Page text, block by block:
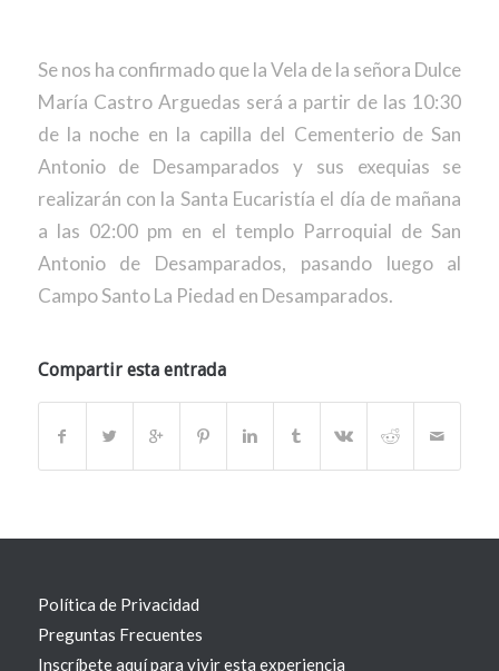
Se nos ha confirmado que la Vela de la señora Dulce
María Castro Arguedas será a partir de las 10:30
de la noche en la capilla del Cementerio de San
Antonio de Desamparados y sus exequias se
realizarán con la Santa Eucaristía el día de mañana
a las 02:00 pm en el templo Parroquial de San
Antonio de Desamparados, pasando luego al
Campo Santo La Piedad en Desamparados.
Compartir esta entrada
Política de Privacidad
Preguntas Frecuentes
Inscríbete aquí para vivir esta experiencia